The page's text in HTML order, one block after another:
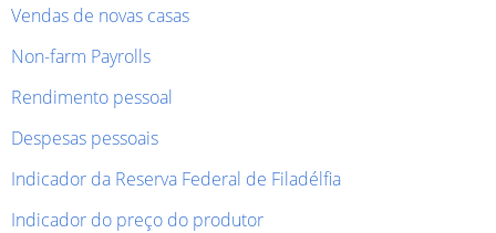
Vendas de novas casas
Non-farm Payrolls
Rendimento pessoal
Despesas pessoais
Indicador da Reserva Federal de Filadélfia
Indicador do preço do produtor